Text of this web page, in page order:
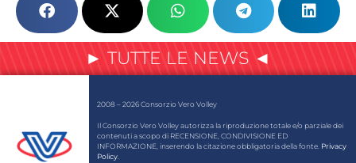
► TUTTE LE NEWS ◄
2008 – 2026 Consorzio Vero Volley
Il Consorzio Vero Volley autorizza la riproduzione totale e/o parziale dei
contenuti a scopo di RECENSIONE, CONDIVISIONE ED
INFORMAZIONE, inserendo la citazione obbligatoria della fonte. Privacy
Policy